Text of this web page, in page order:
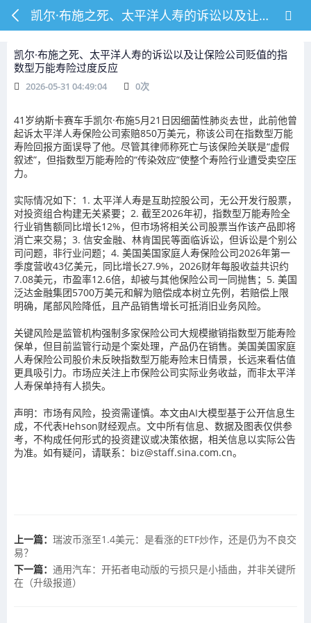
凯尔·布施之死、太平洋人寿的诉讼以及让保险公司贬值的指数型万能寿险过度反应
凯尔·布施之死、太平洋人寿的诉讼以及让保险公司贬值的指
数型万能寿险过度反应
2026-05-31 04:49:04 0次
41岁纳斯卡赛车手凯尔·布施5月21日因细菌性肺炎去世，此前他曾
起诉太平洋人寿保险公司索赔850万美元，称该公司在指数型万能
寿险回报方面误导了他。尽管其律师称死亡与该保险关联是“虚假
叙述”，但指数型万能寿险的“传染效应”使整个寿险行业遭受卖空压
力。
实际情况如下：1. 太平洋人寿是互助控股公司，无公开发行股票，
对投资组合构建无关紧要；2. 截至2026年初，指数型万能寿险全
行业销售额同比增长12%，但市场将相关公司股票当作该产品即将
消亡来交易；3. 信安金融、林肯国民等面临诉讼，但诉讼是个别公
司问题，非行业问题；4. 美国美国家庭人寿保险公司2026年第一
季度营收43亿美元，同比增长27.9%，2026财年每股收益共识约
7.08美元，市盈率12.6倍，却被与其他保险公司一同抛售；5. 美国
泛达金融集团5700万美元和解为赔偿成本树立先例，若赔偿上限
明确，尾部风险降低，且产品销售增长可抵消旧业务风险。
关键风险是监管机构强制多家保险公司大规模撤销指数型万能寿险
保单，但目前监管行动是个案处理，产品仍在销售。美国美国家庭
人寿保险公司股价未反映指数型万能寿险末日情景，长远来看估值
更具吸引力。市场应关注上市保险公司实际业务收益，而非太平洋
人寿保单持有人损失。
声明：市场有风险，投资需谨慎。本文由AI大模型基于公开信息生
成，不代表Hehson财经观点。文中所有信息、数据及图表仅供参
考，不构成任何形式的投资建议或决策依据，相关信息以实际公告
为准。如有疑问，请联系：biz@staff.sina.com.cn。
上一篇： 瑞波币涨至1.4美元：是看涨的ETF炒作，还是仍为不良交
易？
下一篇： 通用汽车：开拓者电动版的亏损只是小插曲，并非关键所
在（升级报道）